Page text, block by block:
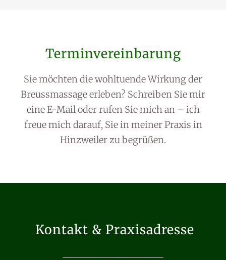
Terminvereinbarung
Sie möchten die wohltuende Wirkung der
Breussmassage erleben? Schreiben Sie mir
eine E-Mail oder rufen Sie mich an – ich
freue mich darauf, Sie in meiner Praxis in
Hinzweiler zu begrüßen.
Kontakt & Praxisadresse